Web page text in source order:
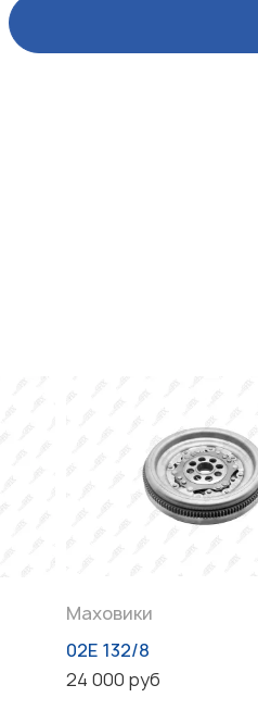
Маховики
02E 132/8
24 000 руб